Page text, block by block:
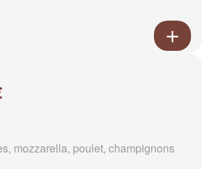
mozzarella, poulet, champignons